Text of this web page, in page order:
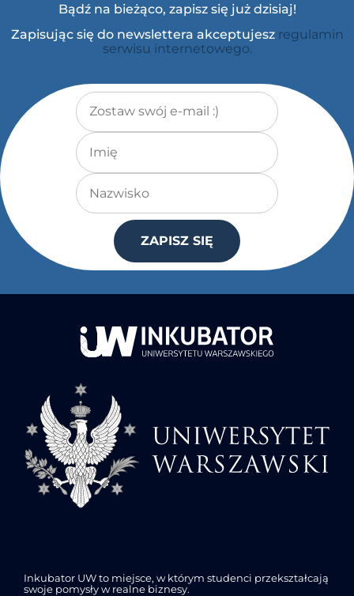
Bądź na bieżąco, zapisz się już dzisiaj!
Zapisując się do newslettera akceptujesz regulamin
serwisu internetowego.
Adres e-mail*
Imię
Nazwisko
ZAPISZ SIĘ
Inkubator UW to miejsce, w którym studenci przekształcają
swoje pomysły w realne biznesy.